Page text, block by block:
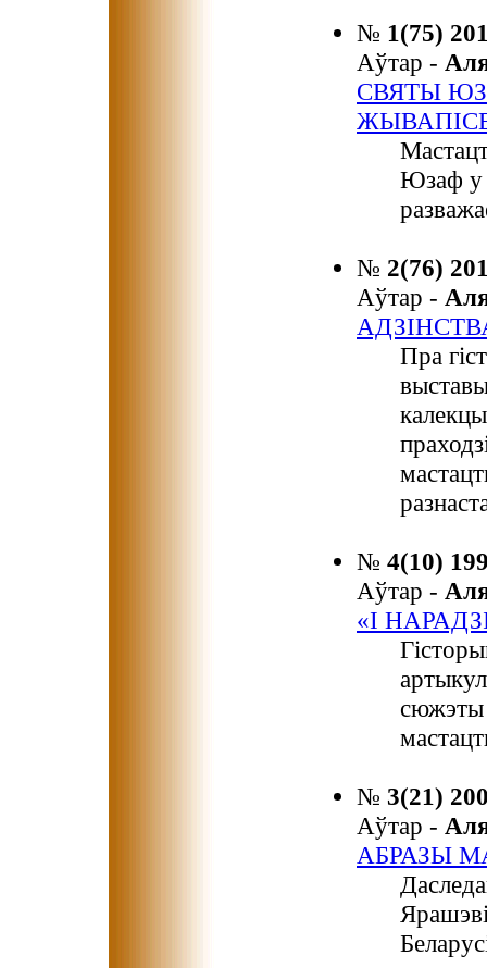
№ 1(75)
Аўтар -
СВЯТЫ
Юзаф у
№ 2(76)
Аўтар -
Пра
№ 4(10)
Аўтар -
«І
сюжэты
№ 3(21)
Аўтар -
АБРАЗЫ